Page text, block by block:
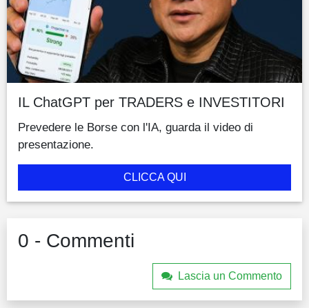
IL ChatGPT per TRADERS e INVESTITORI
Prevedere le Borse con l'IA, guarda il video di
presentazione.
CLICCA QUI
0 - Commenti
Lascia un Commento